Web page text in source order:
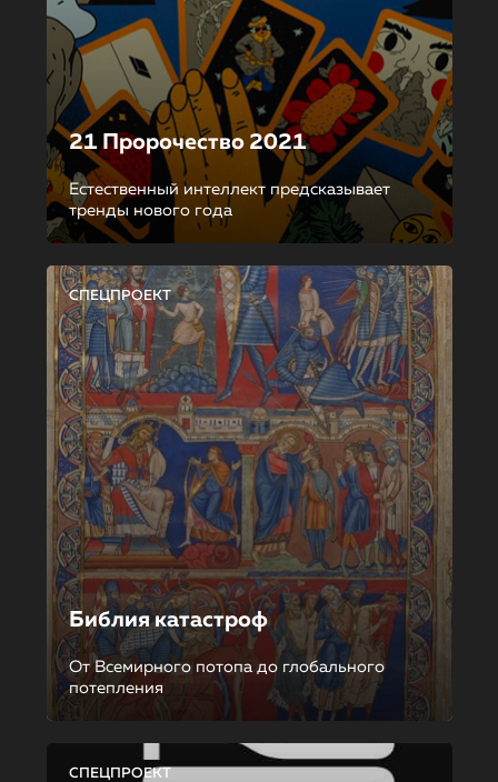
21 Пророчество 2021
Естественный интеллект предсказывает
тренды нового года
СПЕЦПРОЕКТ
Библия катастроф
От Всемирного потопа до глобального
потепления
СПЕЦПРОЕКТ